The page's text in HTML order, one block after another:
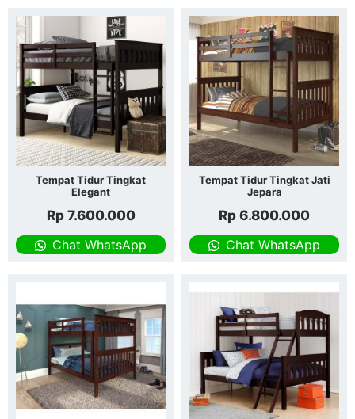
Tempat Tidur Tingkat
Elegant
Rp7.600.000
Chat WhatsApp
Tempat Tidur Tingkat Jati
Jepara
Rp 6.800.000
Chat WhatsApp